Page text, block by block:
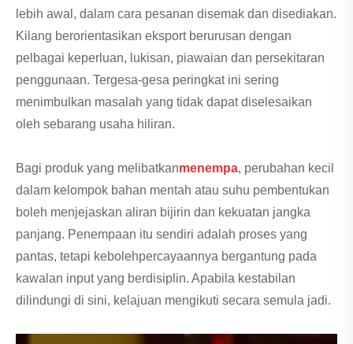
lebih awal, dalam cara pesanan disemak dan disediakan.
Kilang berorientasikan eksport berurusan dengan
pelbagai keperluan, lukisan, piawaian dan persekitaran
penggunaan. Tergesa-gesa peringkat ini sering
menimbulkan masalah yang tidak dapat diselesaikan
oleh sebarang usaha hiliran.
Bagi produk yang melibatkanmenempa, perubahan kecil
dalam kelompok bahan mentah atau suhu pembentukan
boleh menjejaskan aliran bijirin dan kekuatan jangka
panjang. Penempaan itu sendiri adalah proses yang
pantas, tetapi kebolehpercayaannya bergantung pada
kawalan input yang berdisiplin. Apabila kestabilan
dilindungi di sini, kelajuan mengikuti secara semula jadi.